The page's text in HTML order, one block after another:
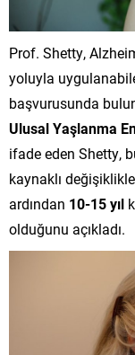
Prof. Shetty,
yoluyla
başvurusunda
Ulusal Yaşlanma
ifade eden Shetty,
kaynaklı
ardından 10-15 yıl
olduğunu açıkladı.